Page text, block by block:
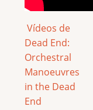
Vídeos de
Dead End:
Orchestral
Manoeuvres
in the Dead
End